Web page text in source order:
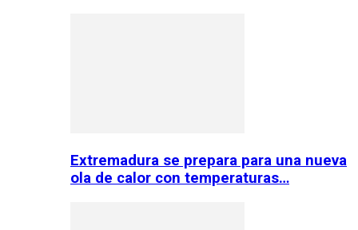
Extremadura se prepara para una nueva
ola de calor con temperaturas…